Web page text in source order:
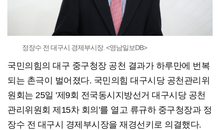
정장수 전 대구시 경제부시장. <영남일보DB>
국민의힘의 대구 중구청장 공천 결과가 하루만에 번복
되는 촌극이 벌어졌다. 국민의힘 대구시당 공천관리위
원회는 25일 '제9회 전국동시지방선거 대구시당 공천
관리위원회 제15차 회의'를 열고 류규하 중구청장과 정
장수 전 대구시 경제부시장을 재경선키로 의결했다.